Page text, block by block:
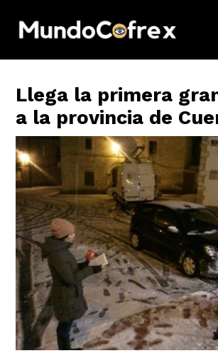
Llega la primera
a la provincia de